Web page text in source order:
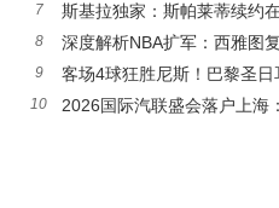
7
斯基拉独家：斯帕莱蒂续约
窗五线补强剑指欧冠
8
深度解析NBA扩军：西雅图
加斯新王朝的资本博弈
9
客场4球狂胜尼斯！巴黎圣
统治力
10
2026国际汽联盛会落户上海